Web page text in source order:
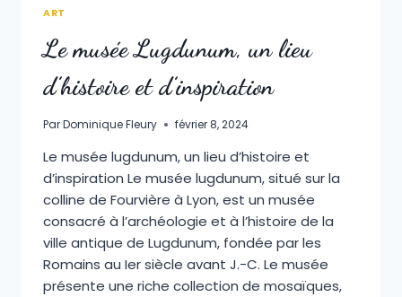
ART
Le musée Lugdunum, un lieu
d’histoire et d’inspiration
ParDominique Fleury février 8, 2024
Le musée lugdunum, un lieu d’histoire et
d’inspiration Le musée lugdunum, situé sur la
colline de Fourvière à Lyon, est un musée
consacré à l’archéologie et à l’histoire de la
ville antique de Lugdunum, fondée par les
Romains au Ier siècle avant J.-C. Le musée
présente une riche collection de mosaïques,